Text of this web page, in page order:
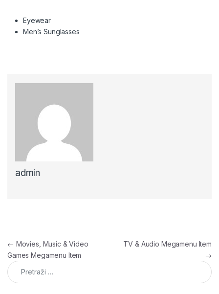
Eyewear
Men’s Sunglasses
admin
Navigacija članaka
← Movies, Music & Video
Games Megamenu Item
TV & Audio Megamenu Item
→
Pretraga: